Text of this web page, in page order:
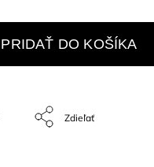
PRIDAŤ DO KOŠÍKA
Zdieľať